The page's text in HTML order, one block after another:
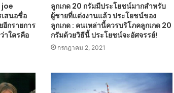
joe
สนอชื่อ
อีกรายการ
าใครคือ
ลูกเกด 20 กรัมมีประโยชน์มากสำหรับ
ผู้ชายที่แต่งงานแล้ว ประโยชน์ของ
ลูกเกด : คนเหล่านี้ควรบริโภคลูกเกด 20
กรัมด้วยวิธีนี้ ประโยชน์จะอัศจรรย์!
กรกฎาคม 2, 2021